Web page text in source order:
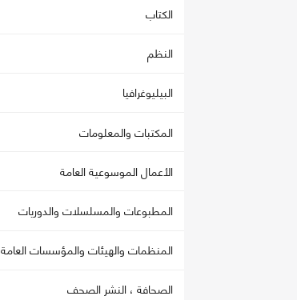
الكتاب
النظم
البيليوغرافيا
المكتبات والمعلومات
الأعمال الموسوعية العامة
المطبوعات والمسلسلات والدوريات
المنظمات والهيئات والمؤسسات العامة
الصحافة ، النشر الصحف